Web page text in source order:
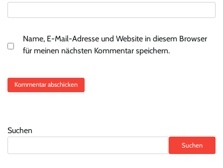
Name, E-Mail-Adresse und Website in diesem Browser
für meinen nächsten Kommentar speichern.
Suchen
Suchen